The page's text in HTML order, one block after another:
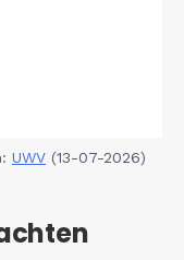
UWV (13-07-2026)